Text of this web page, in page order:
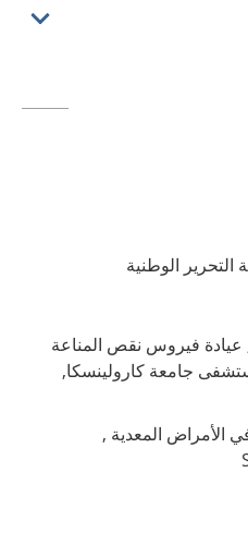
عيادة فيروس نقص المناعة
المعدية ,